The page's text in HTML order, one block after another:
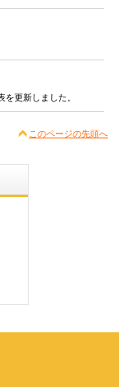
更新しました。
このページの先頭へ